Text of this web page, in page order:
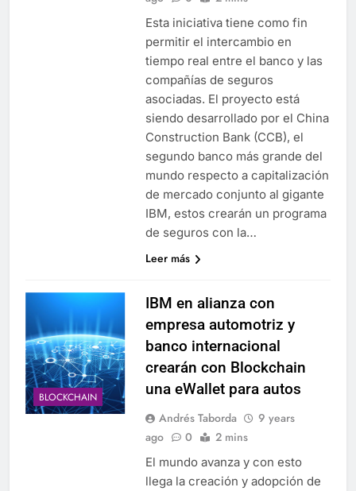
Esta iniciativa tiene como fin
permitir el intercambio en
tiempo real entre el banco y las
compañías de seguros
asociadas. El proyecto está
siendo desarrollado por el China
Construction Bank (CCB), el
segundo banco más grande del
mundo respecto a capitalización
de mercado conjunto al gigante
IBM, estos crearán un programa
de seguros con la…
Leer más
BLOCKCHAIN
IBM en alianza con
empresa automotriz y
banco internacional
crearán con Blockchain
una eWallet para autos
Andrés Taborda
9 years
ago
0 2 mins
El mundo avanza y con esto
llega la creación y adopción de